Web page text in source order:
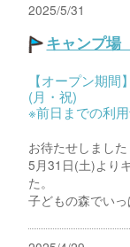
2025/5/31
キャンプ場
【オープン期間
(月・祝)
※前日までの利用
お待たせしました
5月31日(土)より
た。
子どもの森でい